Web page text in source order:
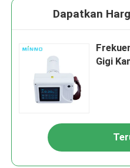
Dapatkan
Gigi